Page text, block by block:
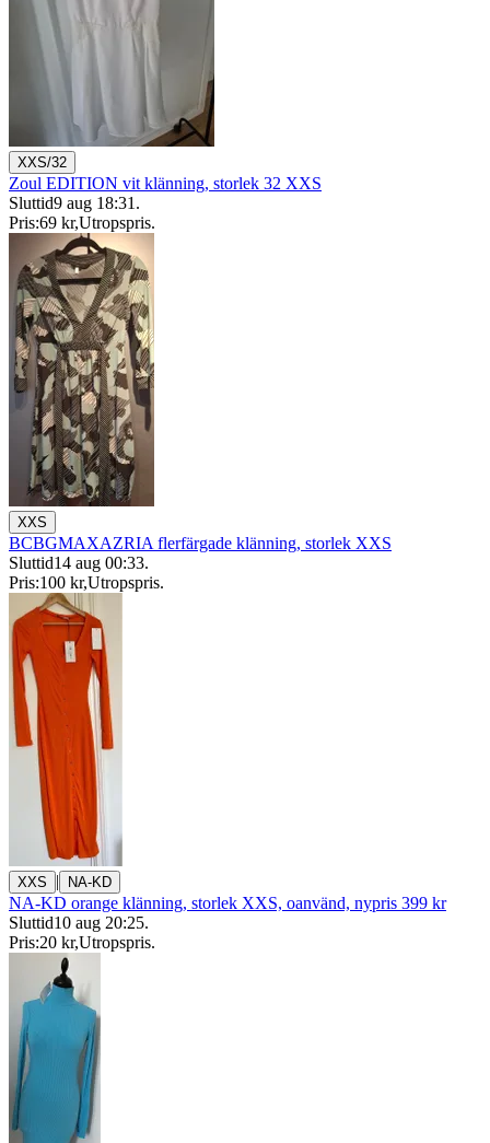
XXS/32
Zoul EDITION vit klänning, storlek 32 XXS
Sluttid9 aug 18:31 .
Pris:69 kr,Utropspris.
XXS
BCBGMAXAZRIA flerfärgade klänning, storlek XXS
Sluttid14 aug 00:33.
Pris:100 kr,Utropspris.
XXS | NA-KD
NA-KD orange klänning, storlek XXS, oanvänd, nypris 399 kr
Sluttid10 aug 20:25.
Pris:20 kr,Utropspris.